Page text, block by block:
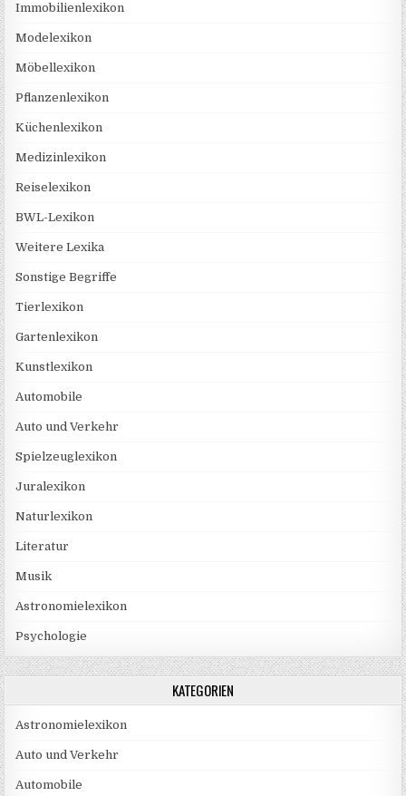
Immobilienlexikon
Modelexikon
Möbellexikon
Pflanzenlexikon
Küchenlexikon
Medizinlexikon
Reiselexikon
BWL-Lexikon
Weitere Lexika
Sonstige Begriffe
Tierlexikon
Gartenlexikon
Kunstlexikon
Automobile
Auto und Verkehr
Spielzeuglexikon
Juralexikon
Naturlexikon
Literatur
Musik
Astronomielexikon
Psychologie
KATEGORIEN
Astronomielexikon
Auto und Verkehr
Automobile